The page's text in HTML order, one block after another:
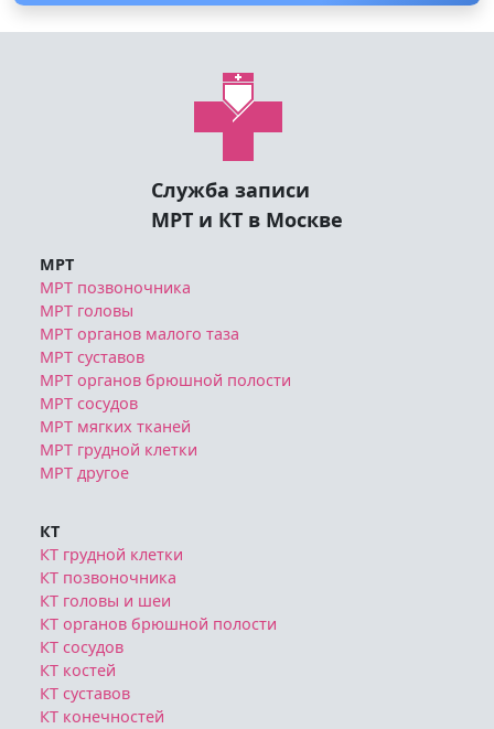
Служба записи
МРТ и КТ в Москве
МРТ
МРТ позвоночника
МРТ головы
МРТ органов малого таза
МРТ суставов
МРТ органов брюшной полости
МРТ сосудов
МРТ мягких тканей
МРТ грудной клетки
МРТ другое
КТ
КТ грудной клетки
КТ позвоночника
КТ головы и шеи
КТ органов брюшной полости
КТ сосудов
КТ костей
КТ суставов
КТ конечностей